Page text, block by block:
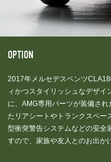
OPTION
2017年メルセデスベンツ
ィかつスタイリッシュなデザ
に、AMG専用パーツが装備さ
たリアシートやトランクスペー
型衝突警告システムなどの安全
すので、家族や友人とのお出か